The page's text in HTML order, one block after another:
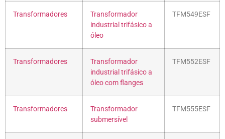
Transformadores
Transformador
industrial trifásico a
óleo
TFM549ESF
Transformadores
Transformador
industrial trifásico a
óleo com flanges
TFM552ESF
Transformadores
Transformador
submersível
TFM555ESF